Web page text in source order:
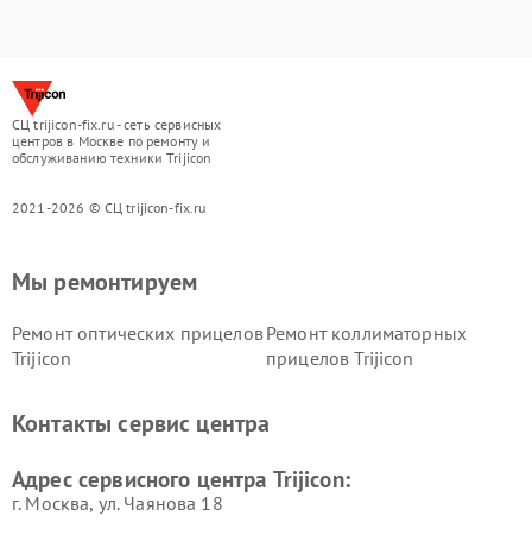
СЦ trijicon-fix.ru - сеть сервисных
центров в Москве по ремонту и
обслуживанию техники Trijicon
2021-2026 © СЦ trijicon-fix.ru
Мы ремонтируем
Ремонт оптических прицелов
Trijicon
Ремонт коллиматорных
прицелов Trijicon
Контакты сервис центра
Адрес сервисного центра Trijicon:
г. Москва, ул. Чаянова 18